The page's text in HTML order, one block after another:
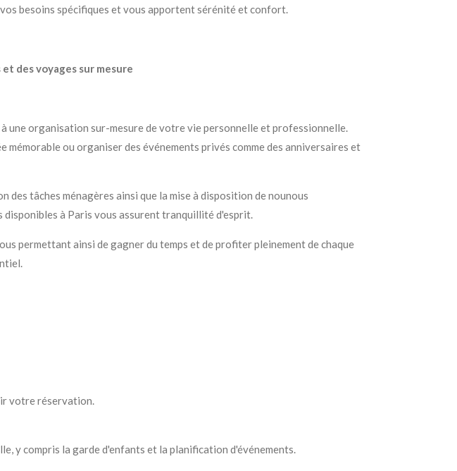
besoins spécifiques et vous apportent sérénité et confort.
des voyages sur mesure
organisation sur-mesure de votre vie personnelle et professionnelle.
ou organiser des événements privés comme des anniversaires et
tâches ménagères ainsi que la mise à disposition de nounous
disponibles à Paris vous assurent tranquillité d'esprit.
permettant ainsi de gagner du temps et de profiter pleinement de chaque
votre réservation.
y compris la garde d'enfants et la planification d'événements.